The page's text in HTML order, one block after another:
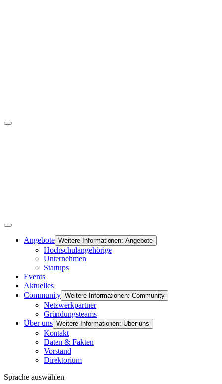
Angebote Weitere Informationen: Angebote
Hochschulangehörige
Unternehmen
Startups
Events
Aktuelles
Community Weitere Informationen: Community
Netzwerkpartner
Gründungsteams
Über uns Weitere Informationen: Über uns
Kontakt
Daten & Fakten
Vorstand
Direktorium
Sprache auswählen